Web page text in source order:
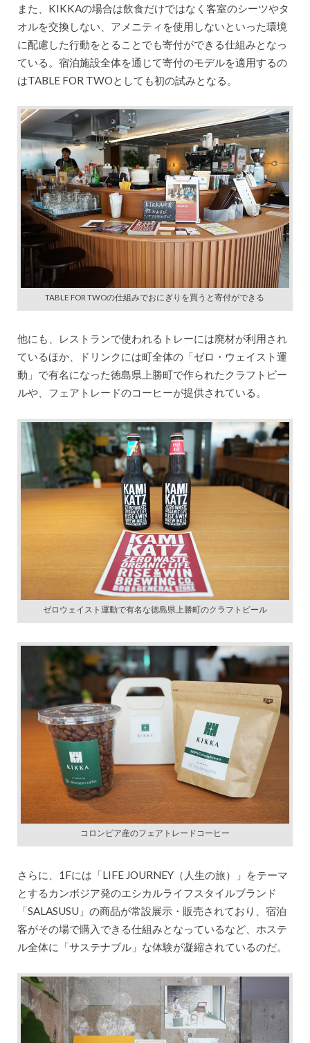
また、KIKKAの場合は飲食だけではなく客室のシーツやタ
オルを交換しない、アメニティを使用しないといった環境
に配慮した行動をとることでも寄付ができる仕組みとなっ
ている。宿泊施設全体を通じて寄付のモデルを適用するの
はTABLE FOR TWOとしても初の試みとなる。
TABLE FOR TWOの仕組みでおにぎりを買うと寄付ができる
他にも、レストランで使われるトレーには廃材が利用され
ているほか、ドリンクには町全体の「ゼロ・ウェイスト運
動」で有名になった徳島県上勝町で作られたクラフトビー
ルや、フェアトレードのコーヒーが提供されている。
ゼロウェイスト運動で有名な徳島県上勝町のクラフトビール
コロンビア産のフェアトレードコーヒー
さらに、1Fには「LIFE JOURNEY（人生の旅）」をテーマ
とするカンボジア発のエシカルライフスタイルブランド
「SALASUSU」の商品が常設展示・販売されており、宿泊
客がその場で購入できる仕組みとなっているなど、ホステ
ル全体に「サステナブル」な体験が凝縮されているのだ。